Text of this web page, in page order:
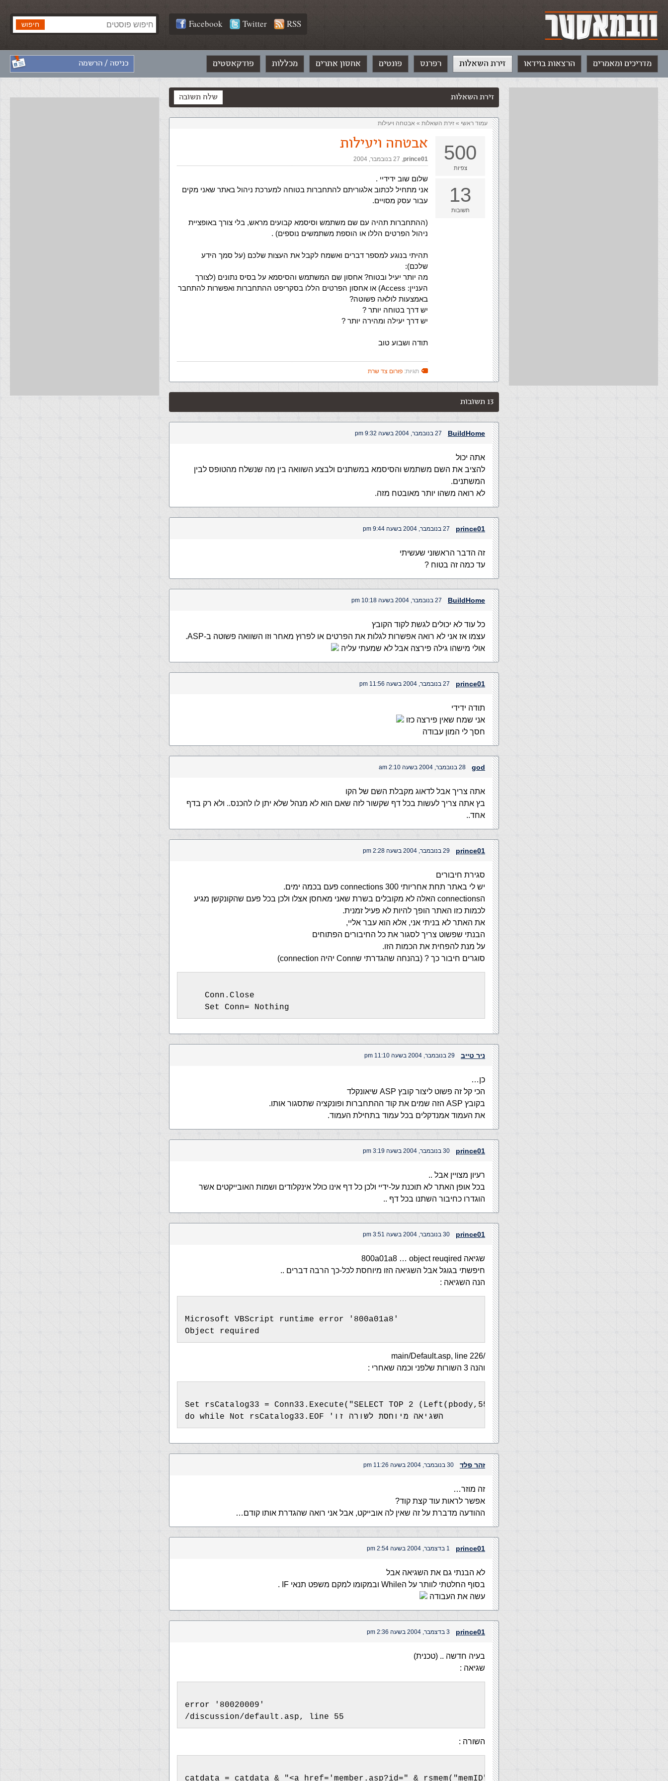
Facebook Twitter RSS
כניסה / הרשמה מדריכים ומאמרים הרצאות בוידאו זירת השאלות רפרנס פונטים אחסון אתרים מכללות פודקאסטים
שלח תשובה זירת השאלות
עמוד ראשי » ‏זירת השאלות‏ » אבטחה ויעילות
500
צפיות
13
תשובות
אבטחה ויעילות
prince01
,‏ 27 בנובמבר, 2004
שלום שוב ידידיי .
אני מתחיל לכתוב אלגוריתם להתחברות בטוחה למערכת ניהול באתר שאני מקים
עבור עסק מסויים.
(ההתחברות תהיה עם שם משתמש וסיסמא קבועים מראש, בלי צורך באופציית
ניהול הפרטים הללו או הוספת משתמשים נוספים) .
תהיתי בנוגע למספר דברים ואשמח לקבל את העצות שלכם (על סמך הידע
שלכם):
מה יותר יעיל ובטוח? אחסון שם המשתמש והסיסמא על בסיס נתונים (לצורך
העניין: Access) או אחסון הפרטים הללו בסקריפט ההתחברות ואפשרות להתחבר
באמצעות לולאה פשוטה?
יש דרך בטוחה יותר ?
יש דרך יעילה ומהירה יותר ?
תודה ושבוע טוב
תגיות: פורום צד שרת
13 תשובות
BuildHome 27 בנובמבר, 2004 בשעה 9:32 pm
אתה יכול
להציב את השם משתמש והסיסמא במשתנים ולבצע השוואה בין מה שנשלח מהטופס לבין
המשתנים.
לא רואה משהו יותר מאובטח מזה.
prince01 27 בנובמבר, 2004 בשעה 9:44 pm
זה הדבר הראשוני שעשיתי
עד כמה זה בטוח ?
BuildHome 27 בנובמבר, 2004 בשעה 10:18 pm
כל עוד לא יכולים לגשת לקוד הקובץ
עצמו אז אני לא רואה אפשרות לגלות את הפרטים או לפרוץ מאחר וזו השוואה פשוטה ב-ASP.
אולי מישהו גילה פירצה אבל לא שמעתי עליה
prince01 27 בנובמבר, 2004 בשעה 11:56 pm
תודה ידידי
אני שמח שאין פירצה כזו
חסך לי המון עבודה
god 28 בנובמבר, 2004 בשעה 2:10 am
אתה צריך אבל לדאוג מקבלת השם של הקו
בץ אתה צריך לעשות בכל דף שקשור לזה שאם הוא לא מנהל שלא יתן לו להכנס.. ולא רק בדף
אחד..
prince01 29 בנובמבר, 2004 בשעה 2:28 pm
סגירת חיבורים
יש לי באתר תחת אחריותי 300 connections פעם בכמה ימים.
הconnections האלה לא מקובלים בשרת שאני מאחסן אצלו ולכן בכל פעם שהקונקשן מגיע
לכמות כזו האתר הופך להיות לא פעיל זמנית.
את האתר לא בניתי אני, אלא הוא עבר אליי,
הבנתי שפשוט צריך לסגור את כל החיבורים הפתוחים
על מנת להפחית את הכמות הזו.
סוגרים חיבור כך ? (בהנחה שהגדרתי שConn יהיה connection)
Conn.Close
Set Conn= Nothing
ניר טייב 29 בנובמבר, 2004 בשעה 11:10 pm
כן…
הכי קל זה פשוט ליצור קובץ ASP שיאונקלד
בקובץ ASP הזה שמים את קוד ההתחברות ופונקציה שתסגור אותו.
את העמוד אמנדקלים בכל עמוד בתחילת העמוד.
prince01 30 בנובמבר, 2004 בשעה 3:19 pm
רעיון מצויין אבל ..
בכל אופן האתר לא תוכנת על-ידיי ולכן כל דף אינו כולל אינקלודים ושמות האובייקטים אשר
הוגדרו כחיבור השתנו בכל דף ..
prince01 30 בנובמבר, 2004 בשעה 3:51 pm
שגיאה 800a01a8 … object reuqired
חיפשתי בגוגל אבל השגיאה הזו מיוחסת לכל-כך הרבה דברים ..
הנה השגיאה :
Microsoft VBScript runtime error '800a01a8'
Object required
/main/Default.asp, line 226
והנה 3 השורות שלפני וכמה שאחרי :
Set rsCatalog33 = Conn33.Execute("SELECT TOP 2 (Left(pbody,55) & '…') AS rgtField, id, pname,
do while Not rsCatalog33.EOF 'השגיאה מיוחסת לשורה זו
זהר פלד 30 בנובמבר, 2004 בשעה 11:26 pm
זה מוזר…
אפשר לראות עוד קצת קוד?
ההודעה מדברת על זה שאין לה אובייקט, אבל אני רואה שהגדרת אותו קודם…
prince01 1 בדצמבר, 2004 בשעה 2:54 pm
לא הבנתי גם את השגיאה אבל
בסוף החלטתי לוותר על הWhile ובמקומו למקם משפט תנאי IF .
עשה את העבודה
prince01 3 בדצמבר, 2004 בשעה 2:36 pm
בעיה חדשה .. (טכנית)
שגיאה :
error '80020009'
/discussion/default.asp, line 55
השורה :
catdata = catdata & "<a href='member.asp?id=" & rsmem("memID") & "'>" & rsmem("memName") & "</